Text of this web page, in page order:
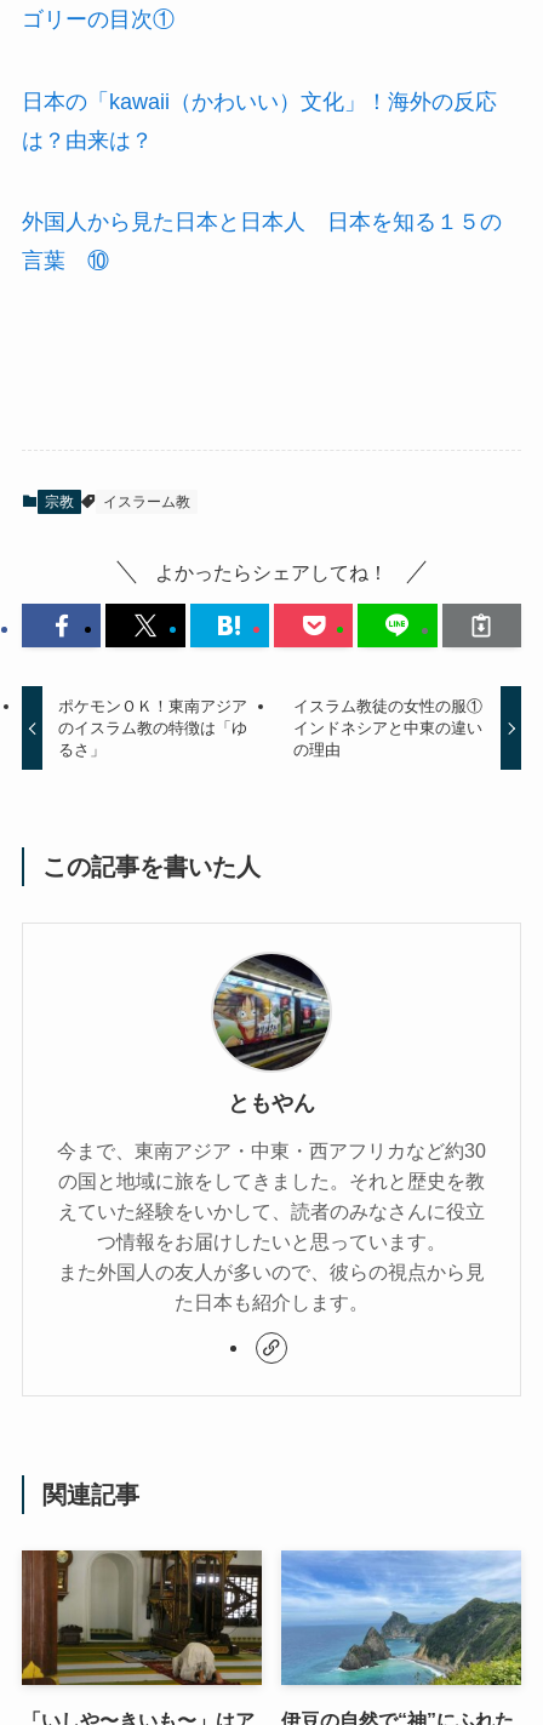
ゴリーの目次①
日本の「kawaii（かわいい）文化」！海外の反応
は？由来は？
外国人から見た日本と日本人 日本を知る１５の
言葉 ⑩
宗教 イスラーム教
よかったらシェアしてね！
ポケモンＯＫ！東南アジア
のイスラム教の特徴は「ゆ
るさ」
イスラム教徒の女性の服①
インドネシアと中東の違い
の理由
この記事を書いた人
ともやん
今まで、東南アジア・中東・西アフリカなど約30
の国と地域に旅をしてきました。それと歴史を教
えていた経験をいかして、読者のみなさんに役立
つ情報をお届けしたいと思っています。
また外国人の友人が多いので、彼らの視点から見
た日本も紹介します。
関連記事
「いしや〜きいも〜」はア
伊豆の自然で“神”にふれた